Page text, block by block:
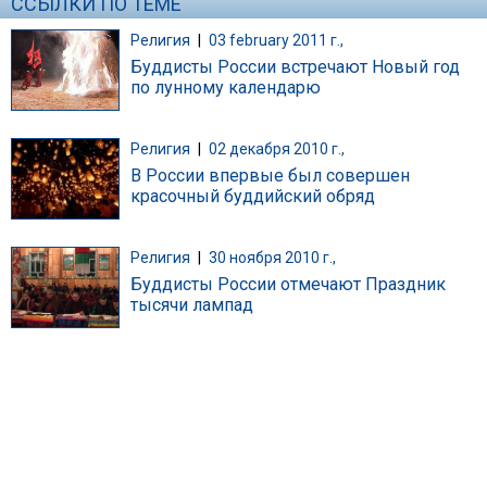
Религия | 03 february 2011 г.,
Буддисты России встречают Новый год
по лунному календарю
Религия 02 декабря 2010 г.,
В России впервые был совершен
красочный буддийский обряд
Религия 30 ноября 2010 г.,
Буддисты России отмечают Праздник
тысячи лампад